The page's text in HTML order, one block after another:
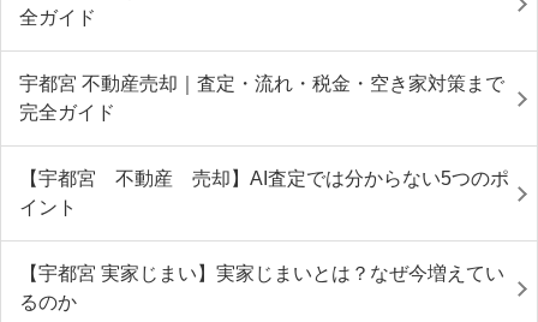
全ガイド
宇都宮 不動産売却｜査定・流れ・税金・空き家対策まで
完全ガイド
【宇都宮 不動産 売却】AI査定では分からない5つのポ
イント
【宇都宮 実家じまい】実家じまいとは？なぜ今増えてい
るのか